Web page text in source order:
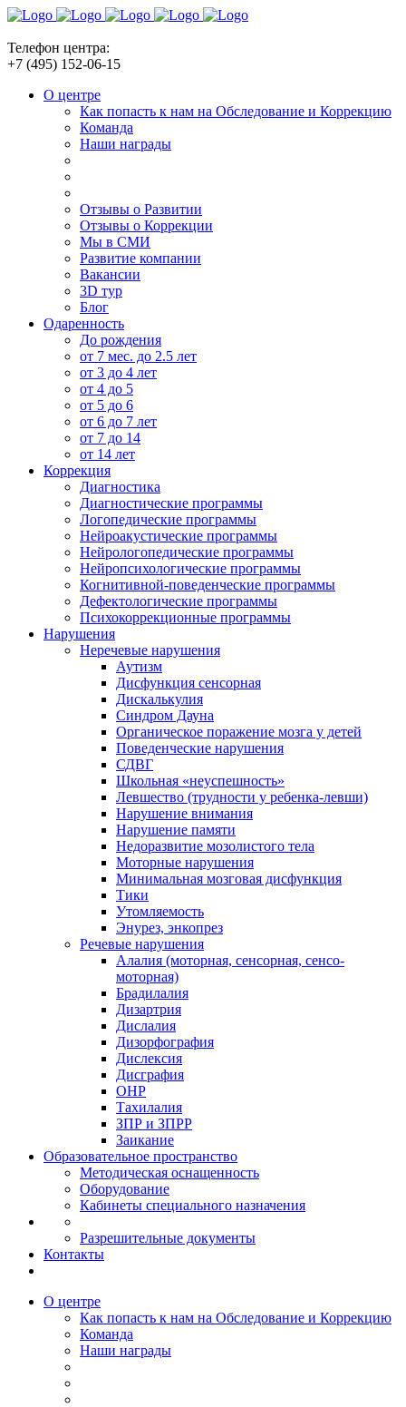
Телефон центра:
+7 (495) 152-06-15
О центре
Как попасть к нам на Обследование и Коррекцию
Команда
Наши награды
Отзывы о Развитии
Отзывы о Коррекции
Мы в СМИ
Развитие компании
Вакансии
3D тур
Блог
Одаренность
До рождения
от 7 мес. до 2.5 лет
от 3 до 4 лет
от 4 до 5
от 5 до 6
от 6 до 7 лет
от 7 до 14
от 14 лет
Коррекция
Диагностика
Диагностические программы
Логопедические программы
Нейроакустические программы
Нейрологопедические программы
Нейропсихологические программы
Когнитивной-поведенческие программы
Дефектологические программы
Психокоррекционные программы
Нарушения
Неречевые нарушения
Аутизм
Дисфункция сенсорная
Дискалькулия
Синдром Дауна
Органическое поражение мозга у детей
Поведенческие нарушения
СДВГ
Школьная «неуспешность»
Левшество (трудности у ребенка-левши)
Нарушение внимания
Нарушение памяти
Недоразвитие мозолистого тела
Моторные нарушения
Минимальная мозговая дисфункция
Тики
Утомляемость
Энурез, энкопрез
Речевые нарушения
Алалия (моторная, сенсорная, сенсо-
моторная)
Брадилалия
Дизартрия
Дислалия
Дизорфография
Дислексия
Дисграфия
ОНР
Тахилалия
ЗПР и ЗПРР
Заикание
Образовательное пространство
Методическая оснащенность
Оборудование
Кабинеты специального назначения
Разрешительные документы
Контакты
О центре
Как попасть к нам на Обследование и Коррекцию
Команда
Наши награды